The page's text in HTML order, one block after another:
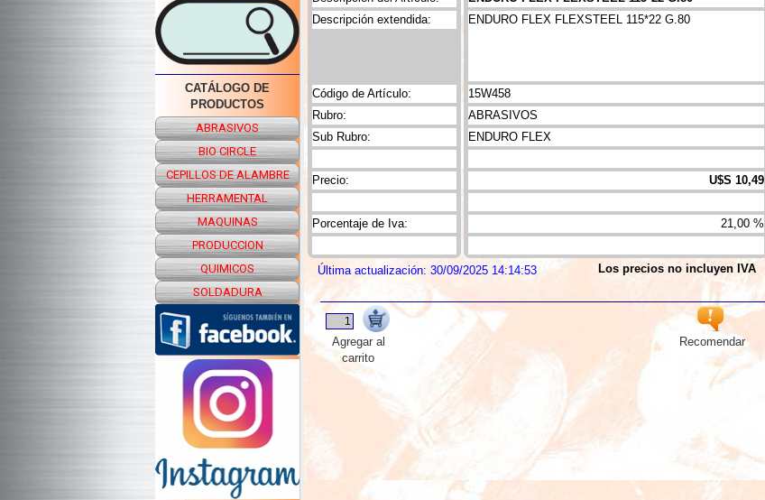
CATÁLOGO DE
PRODUCTOS
ABRASIVOS
BIO CIRCLE
CEPILLOS DE ALAMBRE
HERRAMENTAL
MAQUINAS
PRODUCCION
QUIMICOS
SOLDADURA
Código de Artículo:
Rubro:
Sub Rubro:
Precio:
Descripción extendida:
Porcentaje de Iva:
15W458
ABRASIVOS
ENDURO FLEX
U$S 10,49
ENDURO FLEX FLEXSTEEL 115*22 G.80
21,00 %
Los precios no incluyen IVA
Última actualización: 30/09/2025 14:14:53
Recomendar
Agregar al
carrito